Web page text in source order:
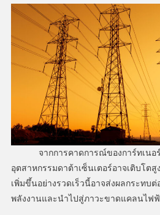
จากการคาดการณ์ของการ์ทเนอร์
อุตสาหกรรมดาต้าเซ็นเตอร์อาจเติบโต
เพิ่มขึ้นอย่างรวดเร็วนี้อาจส่งผลกระทบ
พลังงานและนำไปสู่ภาวะขาดแคลนไฟ